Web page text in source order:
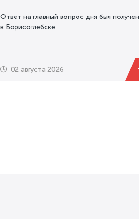
Ответ на главный вопрос дня был получен
в Борисоглебске
02 августа 2026